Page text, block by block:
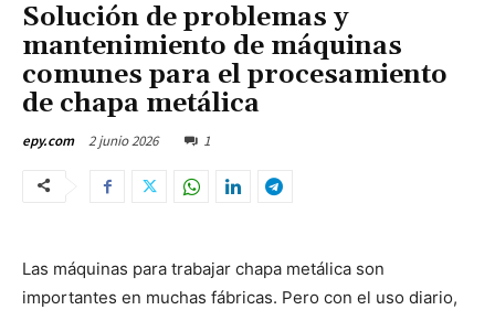
Solución de problemas y
mantenimiento de máquinas
comunes para el procesamiento
de chapa metálica
epy.com 2 junio 2026 1
Las máquinas para trabajar chapa metálica son
importantes en muchas fábricas. Pero con el uso diario,